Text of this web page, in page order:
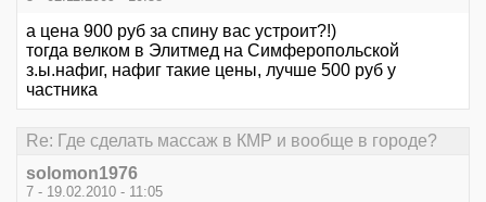
а цена 900 руб за спину вас устроит?!)
тогда велком в Элитмед на Симферопольской
з.ы.нафиг, нафиг такие цены, лучше 500 руб у
частника
Re: Где сделать массаж в КМР и вообще в городе?
solomon1976
7 - 19.02.2010 - 11:05